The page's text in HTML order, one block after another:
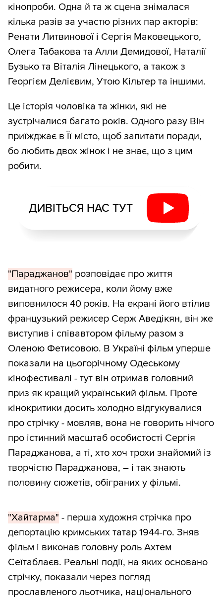
кінопроби. Одна й та ж сцена знімалася
кілька разів за участю різних пар акторів:
Ренати Литвинової і Сергія Маковецького,
Олега Табакова та Алли Демидової, Наталії
Бузько та Віталія Лінецького, а також з
Георгієм Делієвим, Утою Кільтер та іншими.
Це історія чоловіка та жінки, які не
зустрічалися багато років. Одного разу Він
приїжджає в Її місто, щоб запитати поради,
бо любить двох жінок і не знає, що з цим
робити.
ДИВІТЬСЯ НАС ТУТ
"Параджанов" розповідає про життя
видатного режисера, коли йому вже
виповнилося 40 років. На екрані його втілив
французький режисер Серж Аведікян, він же
виступив і співавтором фільму разом з
Оленою Фетисовою. В Україні фільм уперше
показали на цьогорічному Одеському
кінофестивалі - тут він отримав головний
приз як кращий український фільм. Проте
кінокритики досить холодно відгукувалися
про стрічку - мовляв, вона не говорить нічого
про істинний масштаб особистості Сергія
Параджанова, а ті, хто хоч трохи знайомий із
творчістю Параджанова, – і так знають
половину сюжетів, обіграних у фільмі.
"Хайтарма" - перша художня стрічка про
депортацію кримських татар 1944-го. Зняв
фільм і виконав головну роль Ахтем
Сеїтаблаєв. Реальні події, на яких основано
стрічку, показали через погляд
прославленого льотчика, національного